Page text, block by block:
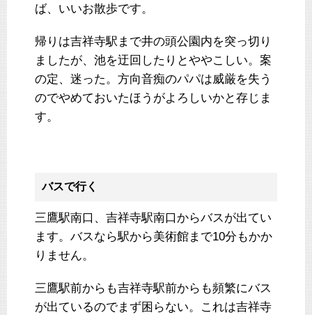
ば、いいお散歩です。
帰りは吉祥寺駅まで井の頭公園内を突っ切り
ましたが、池を迂回したりとややこしい。案
の定、迷った。方向音痴のパパは威厳を失う
のでやめておいたほうがよろしいかと存じま
す。
バスで行く
三鷹駅南口、吉祥寺駅南口からバスが出てい
ます。バスなら駅から美術館まで10分もかか
りません。
三鷹駅前からも吉祥寺駅前からも頻繁にバス
が出ているのでまず困らない。これは吉祥寺